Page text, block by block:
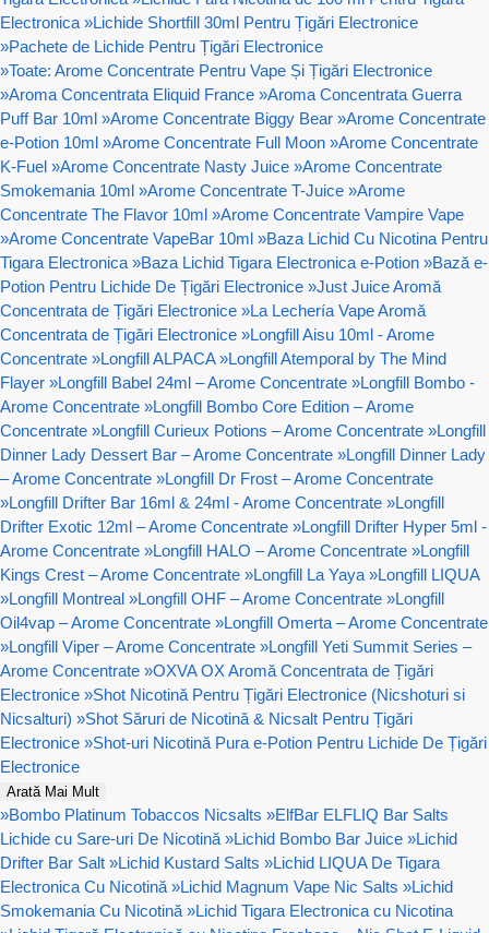
Electronica »Lichide Shortfill 30ml Pentru Țigări Electronice
»Pachete de Lichide Pentru Țigări Electronice
»Toate: Arome Concentrate Pentru Vape Și Țigări Electronice
»Aroma Concentrata Eliquid France »Aroma Concentrata Guerra
Puff Bar 10ml »Arome Concentrate Biggy Bear »Arome Concentrate
e-Potion 10ml »Arome Concentrate Full Moon »Arome Concentrate
K-Fuel »Arome Concentrate Nasty Juice »Arome Concentrate
Smokemania 10ml »Arome Concentrate T-Juice »Arome
Concentrate The Flavor 10ml »Arome Concentrate Vampire Vape
»Arome Concentrate VapeBar 10ml »Baza Lichid Cu Nicotina Pentru
Tigara Electronica »Baza Lichid Tigara Electronica e-Potion »Bază e-
Potion Pentru Lichide De Țigări Electronice »Just Juice Aromă
Concentrata de Țigări Electronice »La Lechería Vape Aromă
Concentrata de Țigări Electronice »Longfill Aisu 10ml - Arome
Concentrate »Longfill ALPACA »Longfill Atemporal by The Mind
Flayer »Longfill Babel 24ml – Arome Concentrate »Longfill Bombo -
Arome Concentrate »Longfill Bombo Core Edition – Arome
Concentrate »Longfill Curieux Potions – Arome Concentrate »Longfill
Dinner Lady Dessert Bar – Arome Concentrate »Longfill Dinner Lady
– Arome Concentrate »Longfill Dr Frost – Arome Concentrate
»Longfill Drifter Bar 16ml & 24ml - Arome Concentrate »Longfill
Drifter Exotic 12ml – Arome Concentrate »Longfill Drifter Hyper 5ml -
Arome Concentrate »Longfill HALO – Arome Concentrate »Longfill
Kings Crest – Arome Concentrate »Longfill La Yaya »Longfill LIQUA
»Longfill Montreal »Longfill OHF – Arome Concentrate »Longfill
Oil4vap – Arome Concentrate »Longfill Omerta – Arome Concentrate
»Longfill Viper – Arome Concentrate »Longfill Yeti Summit Series –
Arome Concentrate »OXVA OX Aromă Concentrata de Țigări
Electronice »Shot Nicotină Pentru Țigări Electronice (Nicshoturi si
Nicsalturi) »Shot Săruri de Nicotină & Nicsalt Pentru Țigări
Electronice »Shot-uri Nicotină Pura e-Potion Pentru Lichide De Țigări
Electronice
Arată Mai Mult
»Bombo Platinum Tobaccos Nicsalts »ElfBar ELFLIQ Bar Salts
Lichide cu Sare-uri De Nicotină »Lichid Bombo Bar Juice »Lichid
Drifter Bar Salt »Lichid Kustard Salts »Lichid LIQUA De Tigara
Electronica Cu Nicotină »Lichid Magnum Vape Nic Salts »Lichid
Smokemania Cu Nicotină »Lichid Tigara Electronica cu Nicotina